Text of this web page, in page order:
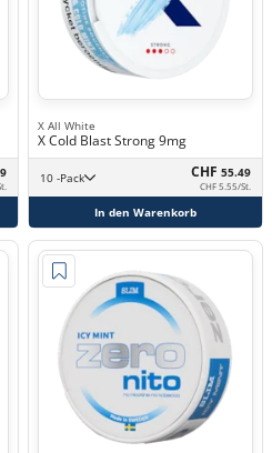
X All White
X Cold Blast Strong 9mg
10 -Pack CHF 55.49
CHF 5.55/St.
In den Warenkorb